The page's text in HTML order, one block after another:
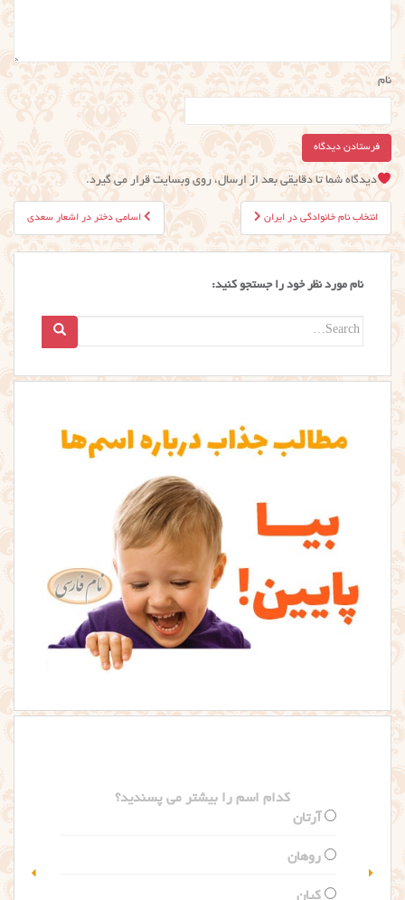
نام
دیدگاه شما تا دقایقی بعد از ارسال، روی وبسایت قرار می گیرد.
راهبری
نوشته
اسامی دختر در اشعار سعدی انتخاب نام خانوادگی در ایران
نام مورد نظر خود را جستجو کنید:
Search